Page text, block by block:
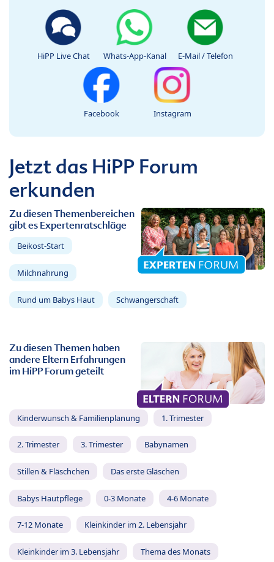
HiPP Live Chat Whats-App-Kanal E-Mail / Telefon
Facebook Instagram
Jetzt das HiPP Forum
erkunden
Zu diesen Themenbereichen
gibt es Expertenratschläge
Beikost-Start
Milchnahrung
Rund um Babys Haut Schwangerschaft
Zu diesen Themen haben
andere Eltern Erfahrungen
im HiPP Forum geteilt
Kinderwunsch & Familienplanung 1. Trimester
2. Trimester 3. Trimester Babynamen
Stillen & Fläschchen Das erste Gläschen
Babys Hautpflege 0-3 Monate 4-6 Monate
7-12 Monate Kleinkinder im 2. Lebensjahr
Kleinkinder im 3. Lebensjahr Thema des Monats